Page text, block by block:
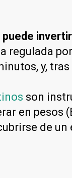
regulada
y,
son
en
de